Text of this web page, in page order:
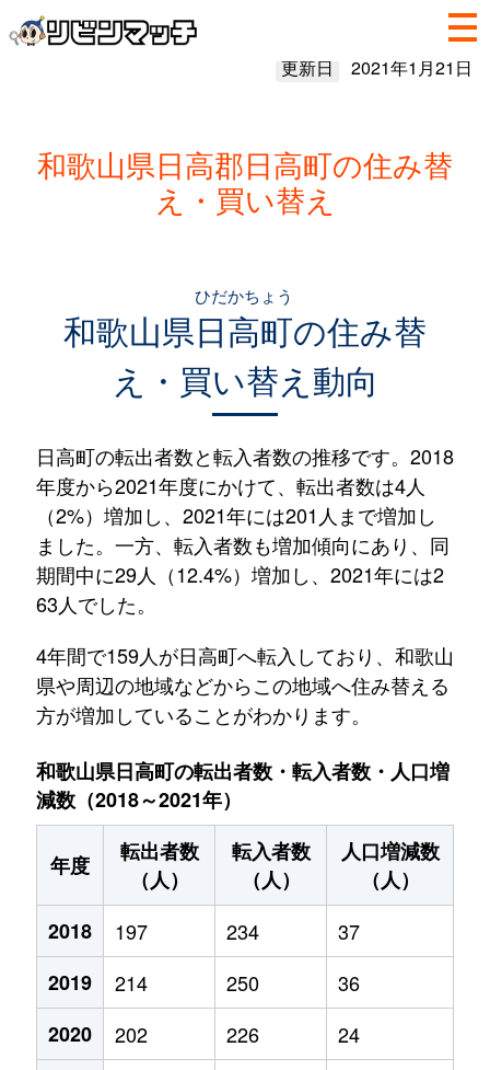
更新日 2021年1月21日
和歌山県日高郡日高町の住み替
え・買い替え
和歌山県日高町
ひだかちょう
の住み替
え・買い替え動向
日高町の転出者数と転入者数の推移です。2018
年度から2021年度にかけて、転出者数は4人
（2%）増加し、2021年には201人まで増加し
ました。一方、転入者数も増加傾向にあり、同
期間中に29人（12.4%）増加し、2021年には2
63人でした。
4年間で159人が日高町へ転入しており、和歌山
県や周辺の地域などからこの地域へ住み替える
方が増加していることがわかります。
和歌山県日高町の転出者数・転入者数・人口増
減数（2018～2021年）
年度
転出者数
（人）
転入者数
（人）
人口増減数
（人）
2018
197 234
37
2019
214 250
36
2020
202 226
24